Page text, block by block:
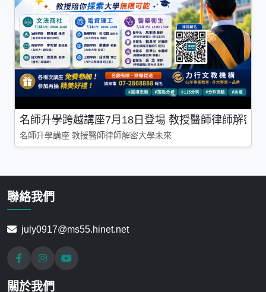
名師升學跨越講座7月18日登場 教授醫師律師解密
名師升學講座 教授醫師律師解密大學未來
聯絡我們
july0917@ms55.hinet.net
關於我們